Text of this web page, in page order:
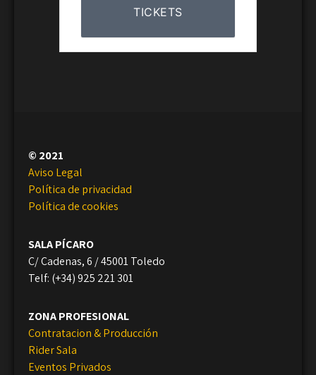
TICKETS
© 2021
Aviso Legal
Política de privacidad
Política de cookies
SALA PÍCARO
C/ Cadenas, 6 / 45001 Toledo
Telf: (+34) 925 221 301
ZONA PROFESIONAL
Contratacion & Producción
Rider Sala
Eventos Privados